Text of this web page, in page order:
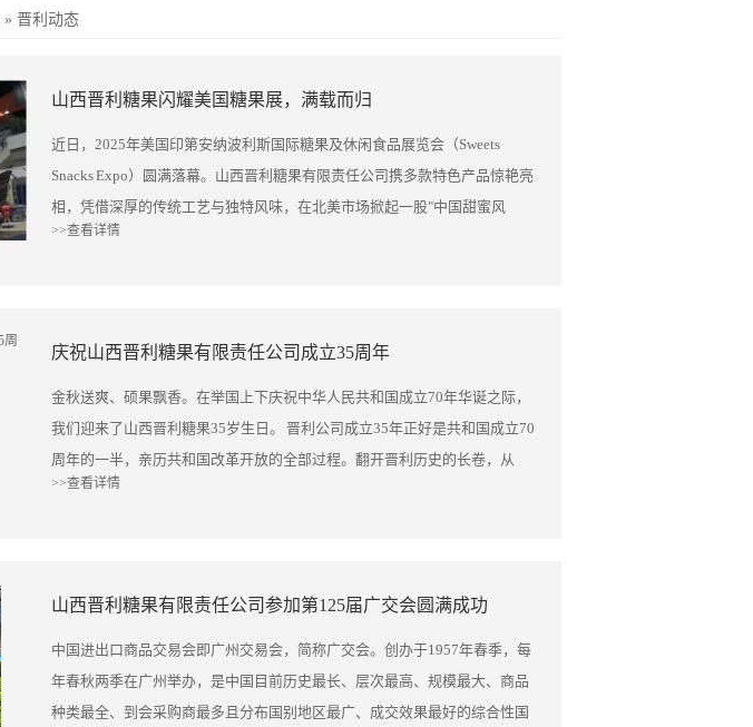
» 晋利动态
山西晋利糖果闪耀美国糖果展，满载而归
近日，2025年美国印第安纳波利斯国际糖果及休闲食品展览会（Sweets
Snacks Expo）圆满落幕。山西晋利糖果有限责任公司携多款特色产品惊艳亮
相，凭借深厚的传统工艺与独特风味，在北美市场掀起一股"中国甜蜜风
潮"，展位前试吃与洽谈的客商络绎不绝，收获远超预期。 山西晋利糖果有
箱级初步订单意向，更有渠道商对独家代理权展开深入沟通。一位美国采购
经理现场反馈："晋利糖果的风味层次令人惊喜，完美平衡了传统与新意，这
正是我们寻找的差异化产品。" 本次参展不仅为山西晋利糖果有限责任公司
打开了北美市场的关键通道，更是一次重要的国际行业交流契机。公司负责
人郝佃雄表示："通过与全球顶尖同行及买家的直接对话，我们精准把握了健
将持续深耕品质，让世界消费者共享这份来自山西的甜蜜匠心。
>>查看详情
庆祝山西晋利糖果有限责任公司成立35周年
金秋送爽、硕果飘香。在举国上下庆祝中华人民共和国成立70年华诞之际，
我们迎来了山西晋利糖果35岁生日。 晋利公司成立35年正好是共和国成立70
周年的一半，亲历共和国改革开放的全部过程。翻开晋利历史的长卷，从
1984年的一个小作坊单车打拼，到晋利糖果打入欧美高端国际市场，靠的是
来的回顾，晋利人齐心协力，产品不断创新，质量精益求精，积点滴之情，
累无名之功，铸就了公司的发展与辉煌。此时此刻，我们晋利全体员工，怀
着无比喜悦的心情，为我们甜蜜的事业感到自豪，为我们晋利公司衷心祝
福。在这里，晋利公司向热情支持帮助我们发展壮大的社会各界领导、同仁
>>查看详情
山西晋利糖果有限责任公司参加第125届广交会圆满成功
中国进出口商品交易会即广州交易会，简称广交会。创办于1957年春季，每
年春秋两季在广州举办，是中国目前历史最长、层次最高、规模最大、商品
种类最全、到会采购商最多且分布国别地区最广、成交效果最好的综合性国